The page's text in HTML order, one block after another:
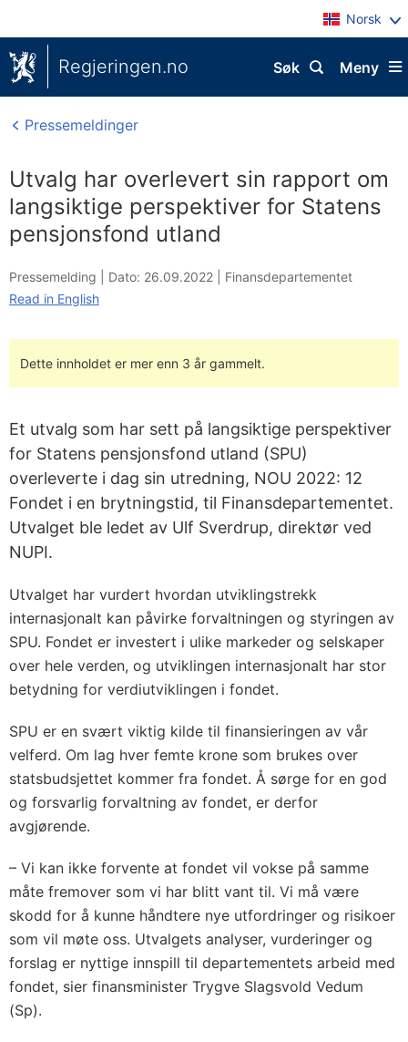
Norsk
Regjeringen.no Meny
Søk
Pressemeldinger
Utvalg har overlevert sin rapport om
langsiktige perspektiver for Statens
pensjonsfond utland
Pressemelding | Dato: 26.09.2022
Finansdepartementet
Read in English
Dette innholdet er mer enn 3 år gammelt.
Et utvalg som har sett på langsiktige perspektiver
for Statens pensjonsfond utland (SPU)
overleverte i dag sin utredning, NOU 2022: 12
Fondet i en brytningstid, til Finansdepartementet.
Utvalget ble ledet av Ulf Sverdrup, direktør ved
NUPI.
Utvalget har vurdert hvordan utviklingstrekk
internasjonalt kan påvirke forvaltningen og styringen av
SPU. Fondet er investert i ulike markeder og selskaper
over hele verden, og utviklingen internasjonalt har stor
betydning for verdiutviklingen i fondet.
SPU er en svært viktig kilde til finansieringen av vår
velferd. Om lag hver femte krone som brukes over
statsbudsjettet kommer fra fondet. Å sørge for en god
og forsvarlig forvaltning av fondet, er derfor
avgjørende.
– Vi kan ikke forvente at fondet vil vokse på samme
måte fremover som vi har blitt vant til. Vi må være
skodd for å kunne håndtere nye utfordringer og risikoer
som vil møte oss. Utvalgets analyser, vurderinger og
forslag er nyttige innspill til departementets arbeid med
fondet, sier finansminister Trygve Slagsvold Vedum
(Sp).